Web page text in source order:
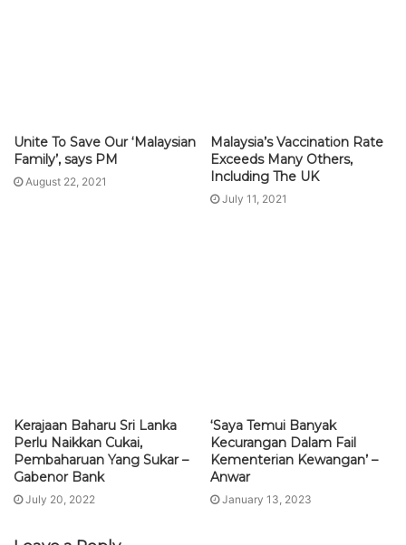
Unite To Save Our ‘Malaysian
Family’, says PM
August 22, 2021
Malaysia’s Vaccination Rate
Exceeds Many Others,
Including The UK
July 11, 2021
Kerajaan Baharu Sri Lanka
Perlu Naikkan Cukai,
Pembaharuan Yang Sukar –
Gabenor Bank
July 20, 2022
‘Saya Temui Banyak
Kecurangan Dalam Fail
Kementerian Kewangan’ –
Anwar
January 13, 2023